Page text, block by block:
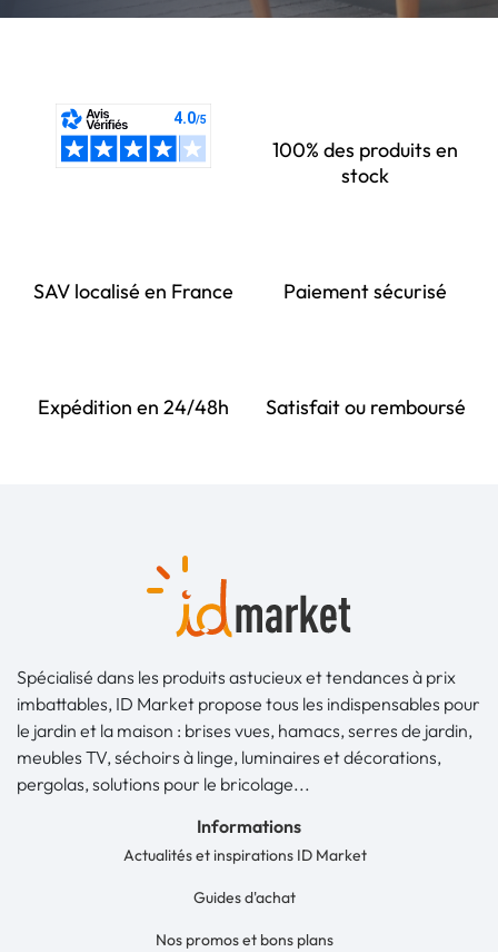
100% des produits en
stock
SAV localisé en France Paiement sécurisé
Expédition en 24/48h Satisfait ou remboursé
Spécialisé dans les produits astucieux et tendances à prix
imbattables, ID Market propose tous les indispensables pour
le jardin et la maison : brises vues, hamacs, serres de jardin,
meubles TV, séchoirs à linge, luminaires et décorations,
pergolas, solutions pour le bricolage...
Informations
Actualités et inspirations ID Market
Guides d'achat
Nos promos et bons plans